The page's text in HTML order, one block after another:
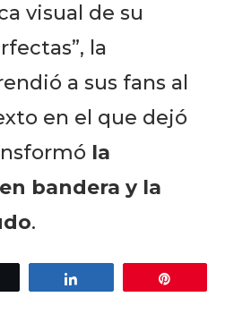
visual de su
la
a sus fans al
en el que dejó
la
bandera y la
.